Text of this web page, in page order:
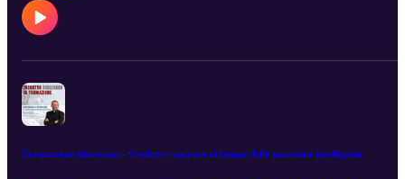
Formazione diocesana - Credere e sperare al tempo delle macchine intelligenti